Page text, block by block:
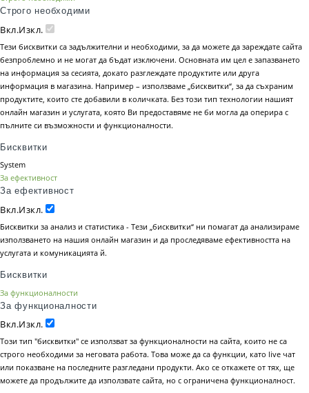
Строго необходими
Вкл.Изкл.
Тези бисквитки са задължителни и необходими, за да можете да зареждате сайта
безпроблемно и не могат да бъдат изключени. Основната им цел е запазването
на информация за сесията, докато разглеждате продуктите или друга
информация в магазина. Например – използваме „бисквитки“, за да съхраним
продуктите, които сте добавили в количката. Без този тип технологии нашият
онлайн магазин и услугата, която Ви предоставяме не би могла да оперира с
пълните си възможности и функционалности.
Бисквитки
System
За ефективност
За ефективност
Вкл.Изкл.
Бисквитки за анализ и статистика - Тези „бисквитки“ ни помагат да анализираме
използването на нашия онлайн магазин и да проследяваме ефективността на
услугата и комуникацията й.
Бисквитки
За функционалности
За функционалности
Вкл.Изкл.
Този тип "бисквитки" се използват за функционалности на сайта, които не са
строго необходими за неговата работа. Това може да са функции, като live чат
или показване на последните разгледани продукти. Ако се откажете от тях, ще
можете да продължите да използвате сайта, но с ограничена функционалност.